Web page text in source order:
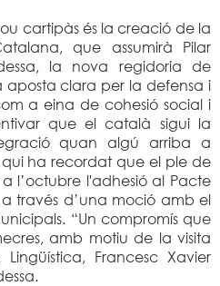
cartipàs és la creació de la
que assumirà Pilar
la nova regidoria de
clara per la defensa i
a eina de cohesió social i
que el català sigui la
quan algú arriba a
qui ha recordat que el ple de
l’octubre l'adhesió al Pacte
través d’una moció amb el
“Un compromís que
amb motiu de la visita
Francesc Xavier